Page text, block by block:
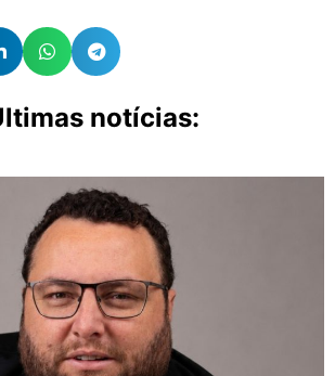
notícias: